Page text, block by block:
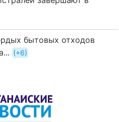
бытовых отходов
+6